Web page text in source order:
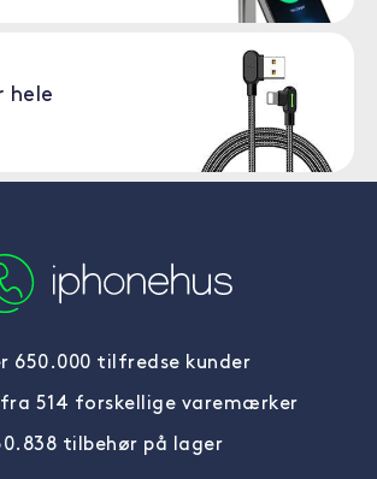
hele
650.000 tilfredse kunder
fra 514 forskellige varemærker
tilbehør på lager